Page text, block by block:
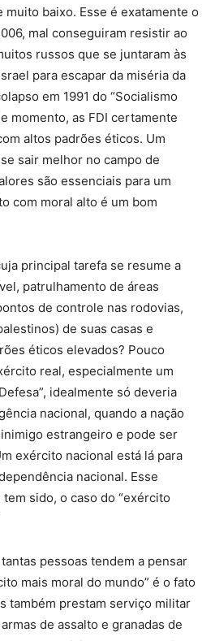
muito baixo. Esse é exatamente o
mal conseguiram resistir ao
russos que se juntaram às
para escapar da miséria da
em 1991 do “Socialismo
momento, as FDI certamente
altos padrões éticos. Um
sair melhor no campo de
são essenciais para um
com moral alto é um bom
principal tarefa se resume a
patrulhamento de áreas
de controle nas rodovias,
de suas casas e
éticos elevados? Pouco
real, especialmente um
idealmente só deveria
nacional, quando a nação
estrangeiro e pode ser
exército nacional está lá para
nacional. Esse
sido, o caso do “exército
pessoas tendem a pensar
mais moral do mundo” é o fato
também prestam serviço militar
de assalto e granadas de